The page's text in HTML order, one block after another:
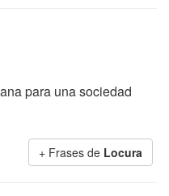
para una sociedad
+ Frases de Locura